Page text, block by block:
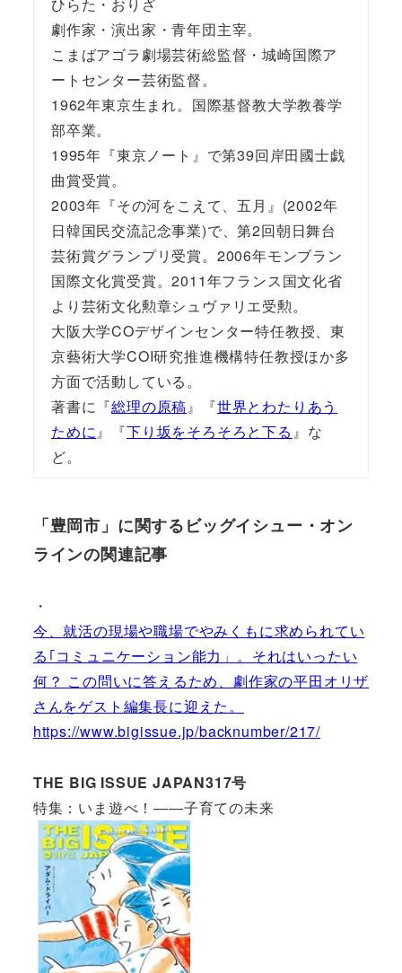
劇作家・演出家・青年団主宰。
こまばアゴラ劇場芸術総監督・城崎国際ア
ートセンター芸術監督。
1962年東京生まれ。国際基督教大学教養学
部卒業。
1995年『東京ノート』で第39回岸田國士戯
曲賞受賞。
2003年『その河をこえて、五月』(2002年
日韓国民交流記念事業)で、第2回朝日舞台
芸術賞グランプリ受賞。2006年モンブラン
国際文化賞受賞。2011年フランス国文化省
より芸術文化勲章シュヴァリエ受勲。
大阪大学COデザインセンター特任教授、東
京藝術大学COI研究推進機構特任教授ほか多
方面で活動している。
著書に『総理の原稿』『世界とわたりあう
ために』『下り坂をそろそろと下る 』な
ど。
「豊岡市」に関するビッグイシュー・オン
ラインの関連記事
・
今、就活の現場や職場でやみくもに求められてい
る｢コミュニケーション能力」。それはいったい
何？ この問いに答えるため、劇作家の平田オリザ
さんをゲスト編集長に迎えた。
https://www.bigissue.jp/backnumber/217/
THE BIG ISSUE JAPAN317号
特集：いま遊べ！――子育ての未来